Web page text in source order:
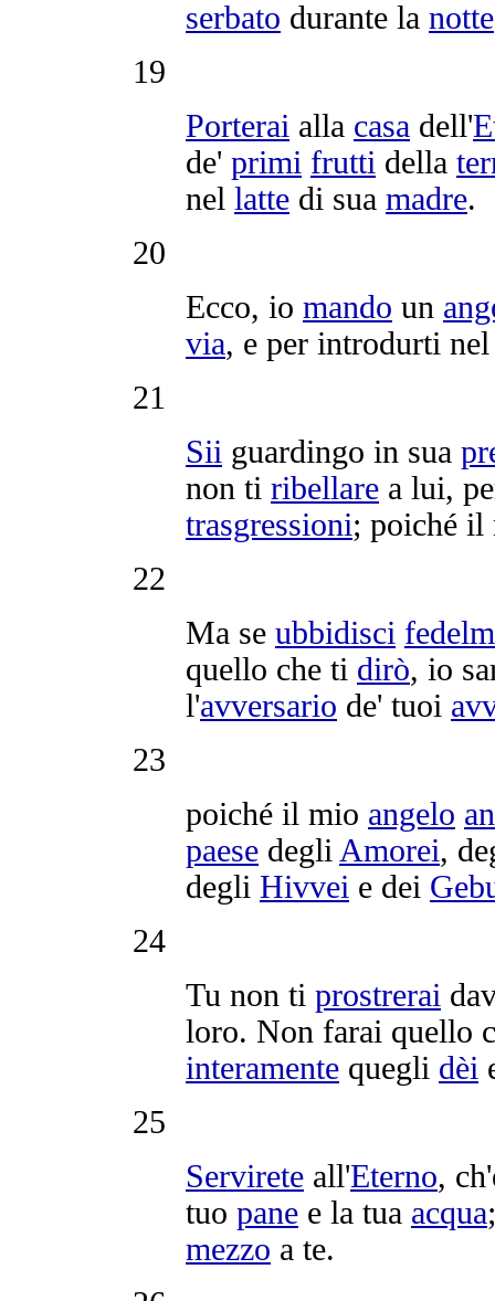
serbato durante la notte
19
Porterai alla casa dell'
de' primi frutti della
nel latte di sua madre.
20
Ecco, io mando un
via, e per introdurti
21
Sii guardingo in sua
non ti ribellare a lui,
trasgressioni; poiché
22
Ma se ubbidisci
quello che ti dirò, io
l'avversario de' tuoi
23
poiché il mio angelo
paese degli Amorei,
degli Hivvei e dei
24
Tu non ti prostrerai
loro. Non farai quello
interamente quegli dèi
25
Servirete all'Eterno,
tuo pane e la tua acqua
mezzo a te.